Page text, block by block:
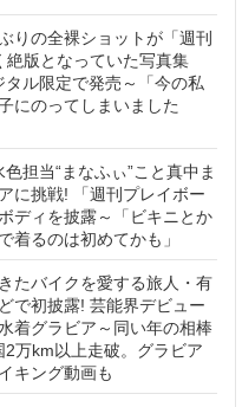
りの全裸ショットが「週刊
絶版となっていた写真集
タル限定で発売～「今の私
にのってしまいました
担当“まなふぃ”こと真中ま
に挑戦! 「週刊プレイボー
ディを披露～「ビキニとか
着るのは初めてかも」
たバイクを愛する旅人・有
で初披露! 芸能界デビュー
着グラビア～同い年の相棒
2万km以上走破。グラビア
キング動画も